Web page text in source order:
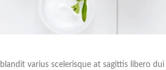
varius scelerisque at sagittis libero dui